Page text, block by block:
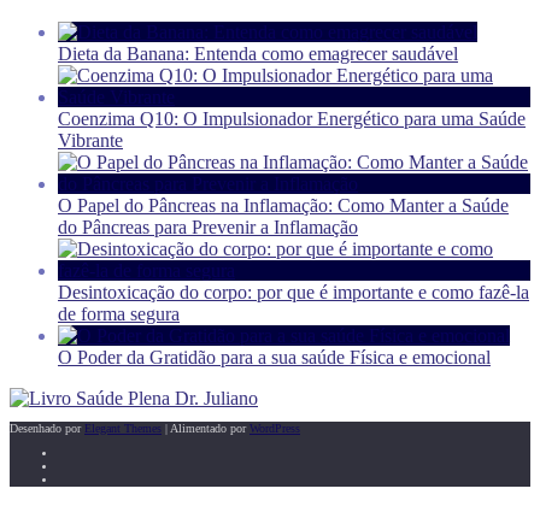
Dieta da Banana: Entenda como emagrecer saudável
Coenzima Q10: O Impulsionador Energético para uma Saúde
Vibrante
O Papel do Pâncreas na Inflamação: Como Manter a Saúde
do Pâncreas para Prevenir a Inflamação
Desintoxicação do corpo: por que é importante e como fazê-la
de forma segura
O Poder da Gratidão para a sua saúde Física e emocional
Desenhado por Elegant Themes | Alimentado porWordPress